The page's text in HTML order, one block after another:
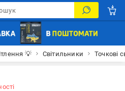
💡 Світильники Точкові